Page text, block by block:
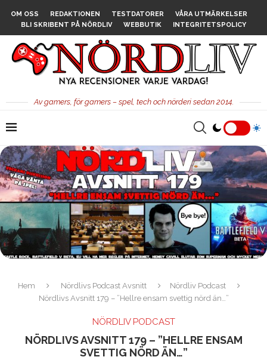
OM OSS REDAKTIONEN TESTDATORER
VÅRA UTMÄRKELSER
BLI SKRIBENT PÅ NÖRDLIV
WEBBUTIK INTEGRITETSPOLICY
Av gamers, för gamers – spel, tech och nörderi sedan 2014.
Hem Nördlivs Podcast Avsnitt
Nördliv Podcast
Nördlivs Avsnitt 179 – ”Hellre ensam svettig nörd än…”
NÖRDLIV PODCAST
NÖRDLIVS AVSNITT 179 – ”HELLRE ENSAM
SVETTIG NÖRD ÄN…”